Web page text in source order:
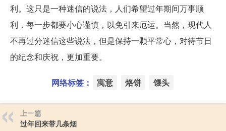
利。这只是一种迷信的说法，人们希望过年期间万事顺
利，每一步都要小心谨慎，以免引来厄运。当然，现代人
不再过分迷信这些说法，但是保持一颗平常心，对待节日
的纪念和庆祝，更加重要。
网络标签： 寓意 烙饼 馒头
上一篇
过年回来带几条烟